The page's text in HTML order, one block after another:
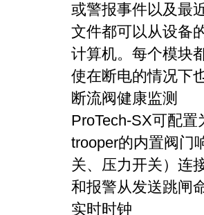
或警报事件以及最
文件都可以从设备
计算机。每个模块
使在断电的情况下
断流阀健康监测
ProTech-SX可配
trooper的内置阀门
关、压力开关）连
和报警从发送跳闸
实时时钟